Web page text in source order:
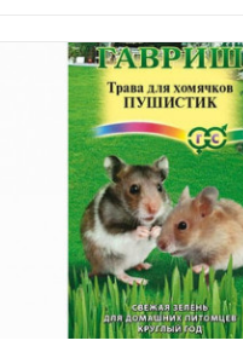
Особенности
Высота растения
Растояние между
растениями